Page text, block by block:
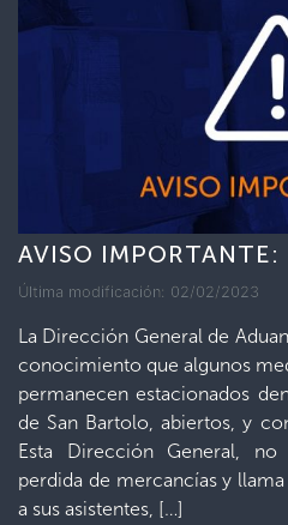
AVISO IMPORTANTE:
Última modificación: 02/02/2023
La Dirección General de
conocimiento que algunos
permanecen estacionados
de San Bartolo, abiertos, y
Esta Dirección General,
perdida de mercancías y
a sus asistentes, […]